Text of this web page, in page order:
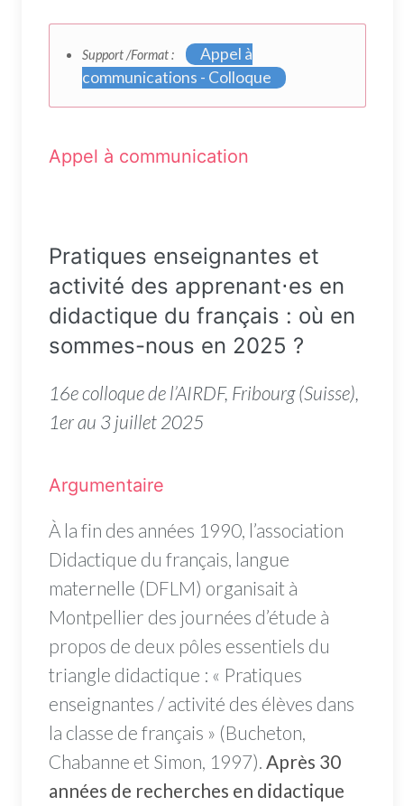
Support /Format :
Appel à
communications - Colloque
Appel à communication
Pratiques enseignantes et
activité des apprenant⋅es en
didactique du français : où en
sommes-nous en 2025 ?
16e colloque de l’AIRDF, Fribourg (Suisse),
1er au 3 juillet 2025
Argumentaire
À la fin des années 1990, l’association
Didactique du français, langue
maternelle (DFLM) organisait à
Montpellier des journées d’étude à
propos de deux pôles essentiels du
triangle didactique : « Pratiques
enseignantes / activité des élèves dans
la classe de français » (Bucheton,
Chabanne et Simon, 1997). Après 30
années de recherches en didactique